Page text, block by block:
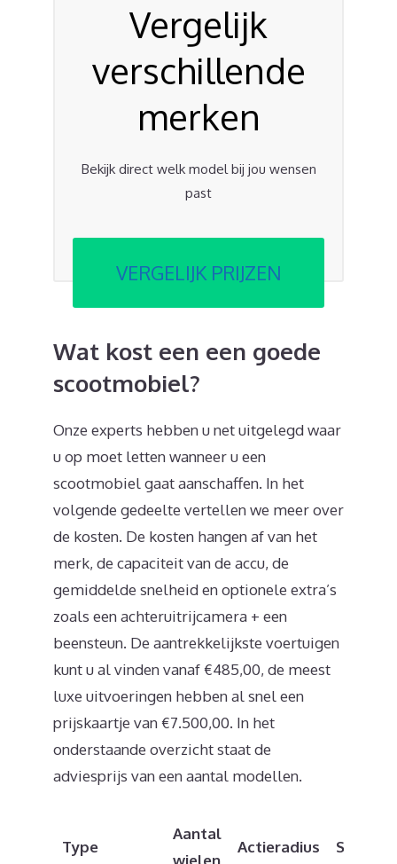
Vergelijk
verschillende
merken
Bekijk direct welk model bij jou wensen
past
VERGELIJK PRIJZEN
Wat kost een een goede
scootmobiel?
Onze experts hebben u net uitgelegd waar
u op moet letten wanneer u een
scootmobiel gaat aanschaffen. In het
volgende gedeelte vertellen we meer over
de kosten. De kosten hangen af van het
merk, de capaciteit van de accu, de
gemiddelde snelheid en optionele extra’s
zoals een achteruitrijcamera + een
beensteun. De aantrekkelijkste voertuigen
kunt u al vinden vanaf €485,00, de meest
luxe uitvoeringen hebben al snel een
prijskaartje van €7.500,00. In het
onderstaande overzicht staat de
adviesprijs van een aantal modellen.
Type
Aantal
wielen
Actieradius